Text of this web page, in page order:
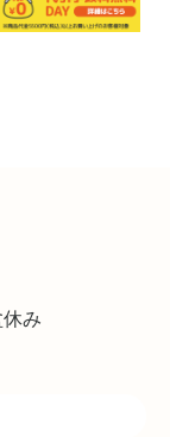
み